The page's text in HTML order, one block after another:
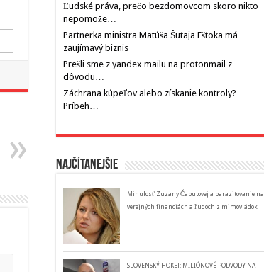
Ľudské práva, prečo bezdomovcom skoro nikto
nepomože…
Partnerka ministra Matúša Šutaja Eštoka má
zaujímavý biznis
Prešli sme z yandex mailu na protonmail z
dôvodu…
Záchrana kúpeľov alebo získanie kontroly?
Príbeh…
Najčítanejšie
Minulosť Zuzany Čaputovej a parazitovanie na
verejných financiách a ľudoch z mimovládok
SLOVENSKÝ HOKEJ: MILIÓNOVÉ PODVODY NA